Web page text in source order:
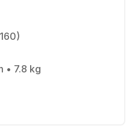
• 7.8 kg